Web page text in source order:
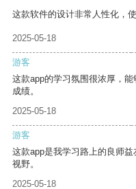
这款软件的设计非常人性化，
2025-05-18
游客
这款app的学习氛围很浓厚，
成绩。
2025-05-18
游客
这款app是我学习路上的良师
视野。
2025-05-18